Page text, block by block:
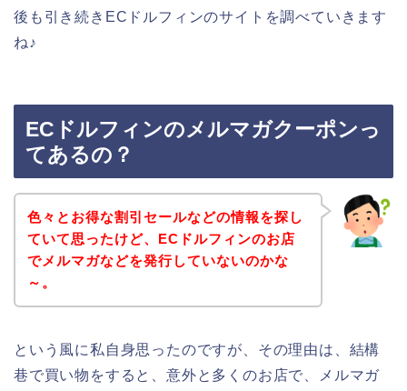
後も引き続きECドルフィンのサイトを調べていきます
ね♪
ECドルフィンのメルマガクーポンっ
てあるの？
色々とお得な割引セールなどの情報を探し
ていて思ったけど、ECドルフィンのお店
でメルマガなどを発行していないのかな
～。
という風に私自身思ったのですが、その理由は、結構
巷で買い物をすると、意外と多くのお店で、メルマガ